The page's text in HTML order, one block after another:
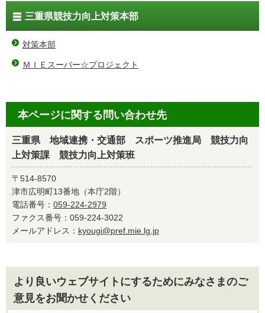
三重県競技力向上対策本部
対策本部
ＭＩＥスーパー☆プロジェクト
本ページに関する問い合わせ先
三重県 地域連携・交通部 スポーツ推進局 競技力向
上対策課 競技力向上対策班
〒514-8570
津市広明町13番地（本庁2階）
電話番号： 059-224-2979
ファクス番号：059-224-3022
メールアドレス： kyougi@pref.mie.lg.jp
より良いウェブサイトにするためにみなさまのご
意見をお聞かせください